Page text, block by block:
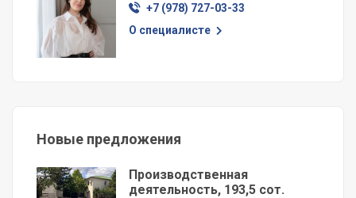
+7 (978) 727-03-33
О специалисте
Новые предложения
Производственная
деятельность, 193,5 сот.